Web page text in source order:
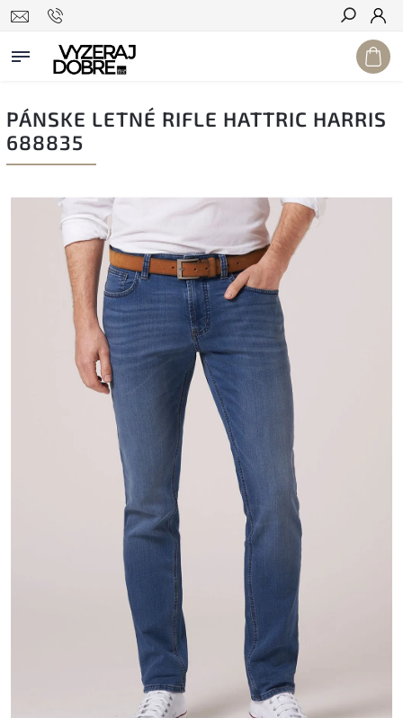
Hľadať
PÁNSKE LETNÉ RIFLE HATTRIC HARRIS
688835